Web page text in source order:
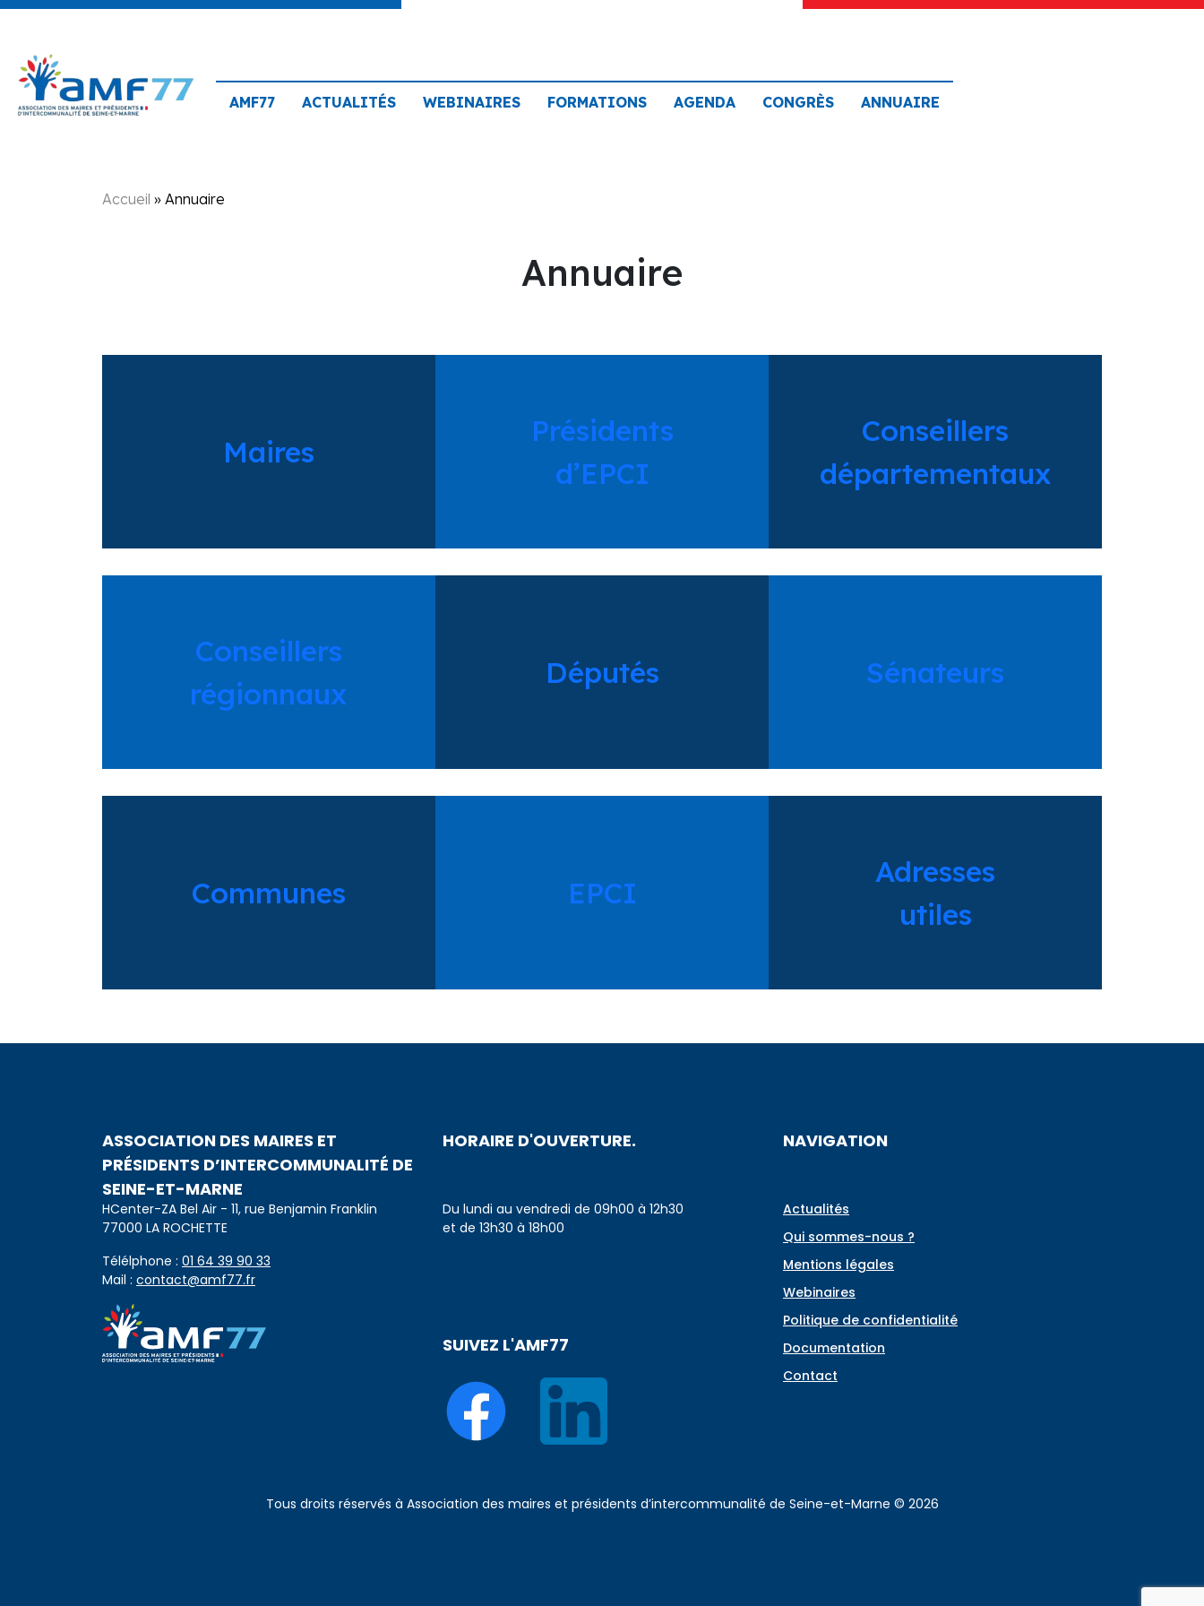
AMF77 ACTUALITÉS WEBINAIRES FORMATIONS AGENDA CONGRÈS ANNUAIRE
Accueil » Annuaire
Annuaire
Maires
Présidents
d’EPCI
Conseillers
départementaux
Conseillers
régionnaux
Députés Sénateurs
Communes EPCI
Adresses
utiles
ASSOCIATION DES MAIRES ET
PRÉSIDENTS D’INTERCOMMUNALITÉ DE
SEINE-ET-MARNE
HCenter-ZA Bel Air - 11, rue Benjamin Franklin
77000 LA ROCHETTE
Télélphone : 01 64 39 90 33
Mail : contact@amf77.fr
HORAIRE D'OUVERTURE.
Du lundi au vendredi de 09h00 à 12h30
et de 13h30 à 18h00
SUIVEZ L'AMF77
NAVIGATION
Actualités
Qui sommes-nous ?
Mentions légales
Webinaires
Politique de confidentialité
Documentation
Contact
Tous droits réservés à Association des maires et présidents d’intercommunalité de Seine-et-Marne © 2026